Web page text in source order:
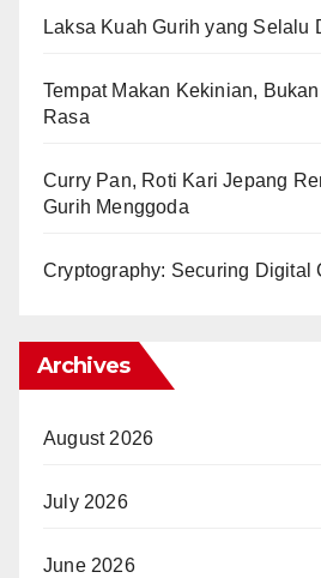
Laksa Kuah Gurih yang Selalu
Tempat Makan Kekinian,
Rasa
Curry Pan, Roti Kari Jepang
Gurih Menggoda
Cryptography: Securing Digital
Archives
August 2026
July 2026
June 2026